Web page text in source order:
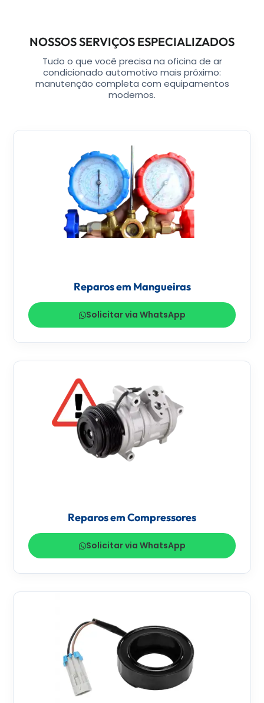
NOSSOS SERVIÇOS ESPECIALIZADOS
Tudo o que você precisa na oficina de ar
condicionado automotivo mais próximo:
manutenção completa com equipamentos
modernos.
Reparos em Mangueiras
Solicitar via WhatsApp
Reparos em Compressores
Solicitar via WhatsApp